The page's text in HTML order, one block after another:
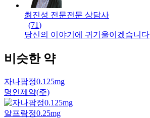
최진성 전문전문 상담사
(71)
당신의 이야기에 귀기울이겠습니다
비슷한 약
자나팜정0.125mg
명인제약(주)
알프람정0.25mg